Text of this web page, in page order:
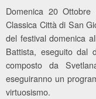
Domenica 20
Classica Città di San
del festival domenica
Battista, eseguito dal
composto da
eseguiranno un
virtuosismo.